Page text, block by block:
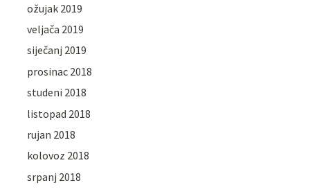
ožujak 2019
veljača 2019
siječanj 2019
prosinac 2018
studeni 2018
listopad 2018
rujan 2018
kolovoz 2018
srpanj 2018